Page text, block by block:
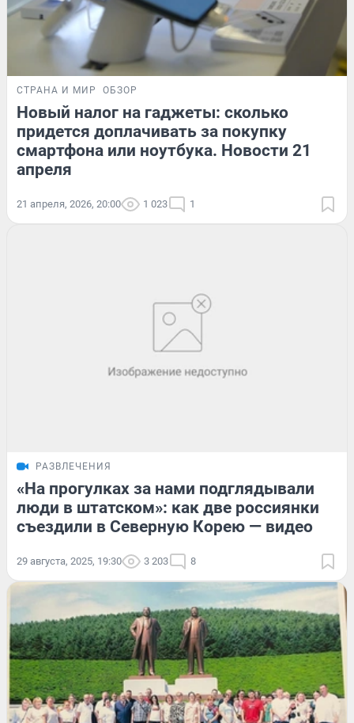
СТРАНА И МИР ОБЗОР
Новый налог на гаджеты: сколько
придется доплачивать за покупку
смартфона или ноутбука. Новости 21
апреля
21 апреля, 2026, 20:00 1 023 1
РАЗВЛЕЧЕНИЯ
«На прогулках за нами подглядывали
люди в штатском»: как две россиянки
съездили в Северную Корею — видео
29 августа, 2025, 19:30 3 203 8